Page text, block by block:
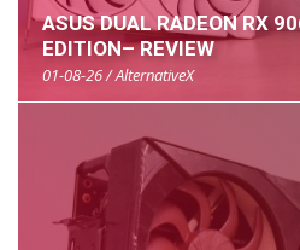
ASUS DUAL RADEON RX
EDITION– REVIEW
01-08-26 / AlternativeX